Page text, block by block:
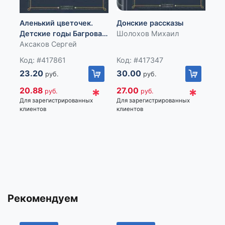
Аленький цветочек.
Детские годы Багрова-
внука
Аксаков Сергей
Код: #417861
23.20 руб.
20.88 руб.
Для зарегистрированных
клиентов
*
Донские рассказы
Шолохов Михаил
Код: #417347
30.00 руб.
27.00 руб.
Для зарегистрированных
клиентов
*
Рекомендуем